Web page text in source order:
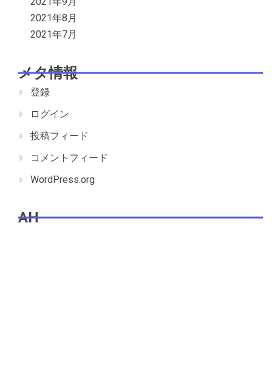
2021年8月
2021年7月
メタ情報
登録
ログイン
投稿フィード
コメントフィード
WordPress.org
AH